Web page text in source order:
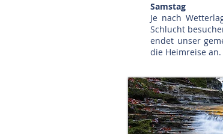
Samstag
Je nach
Schlucht
endet unser
die Heimreise an.